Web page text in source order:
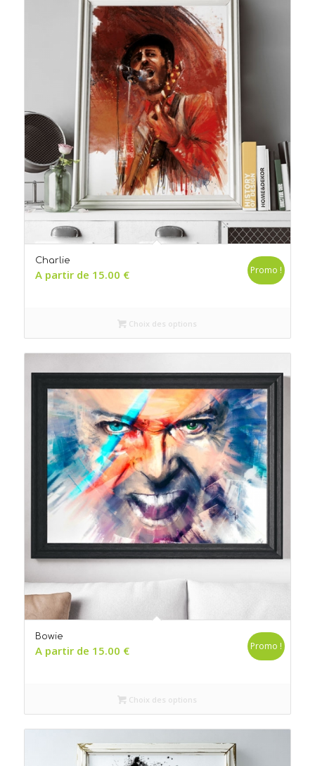
Charlie
A partir de 15.00 € Promo !
Choix des options
Bowie
A partir de 15.00 € Promo !
Choix des options